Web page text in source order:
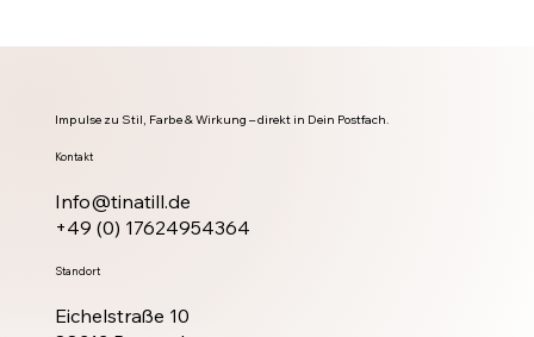
Impulse zu Stil, Farbe & Wirkung – direkt in Dein Postfach.
Kontakt
Info@tinatill.de
+49 (0) 17624954364
Standort
Eichelstraße 10